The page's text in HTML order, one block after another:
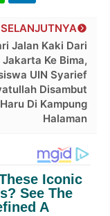
SELANJUTNYA
Jalan Kaki Dari
Jakarta Ke Bima,
UIN Syarief
Disambut
Di Kampung
Halaman